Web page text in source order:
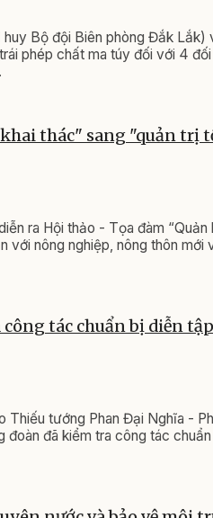
Bộ đội Biên phòng Đắk Lắk)
phép chất ma túy đối với 4
thác" sang "quản trị
ra Hội thảo - Tọa đàm
với nông nghiệp, nông thôn mới
công tác chuẩn bị diễn
Thiếu tướng Phan Đại Nghĩa -
đoàn đã kiểm tra công tác